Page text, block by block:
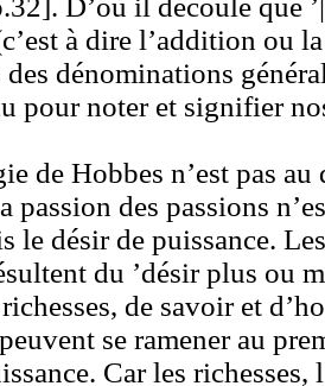
D’où il découle que
à dire l’addition ou
des dénominations
pour noter et signifier
de Hobbes n’est pas
passion des passions
le désir de puissance.
du ’désir plus ou
de savoir et
se ramener au
Car les richesses,